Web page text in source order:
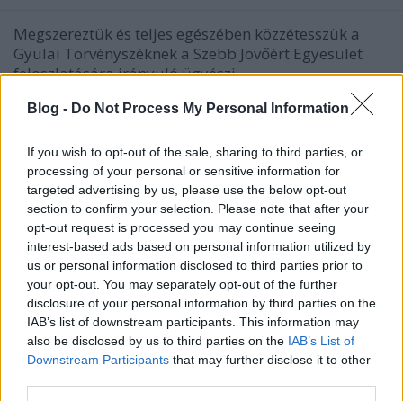
Blog - Do Not Process My Personal Information
If you wish to opt-out of the sale, sharing to third parties, or
processing of your personal or sensitive information for
targeted advertising by us, please use the below opt-out
section to confirm your selection. Please note that after your
opt-out request is processed you may continue seeing
interest-based ads based on personal information utilized by
us or personal information disclosed to third parties prior to
your opt-out. You may separately opt-out of the further
disclosure of your personal information by third parties on the
IAB’s list of downstream participants. This information may
also be disclosed by us to third parties on the IAB’s List of
Downstream Participants that may further disclose it to other
Megszereztük és teljes egészében közzétesszük a
Gyulai Törvényszéknek a Szebb Jövőért Egyesület
feloszlatására irányuló ügyészi ...
Nemzetbiztonsági kérdés a
józsefvárosi arcfelismerő kamera
Marietta Le•2014. április 25.
Világszínvonalú, de meg nem nevezhető arcfelismerő
szoftvert fognak használni a józsefvárosiak
megfigyelésére, az önkormányzat a ...
Hétmilliárdot költöttek a
minisztériumok az utolsó fél évben
2014. április 24.